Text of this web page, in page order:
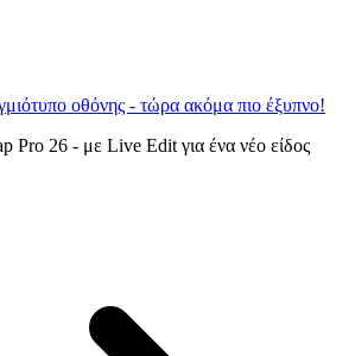
οθόνης - τώρα ακόμα πιο έξυπνο!
Pro 26 - με Live Edit για ένα νέο είδος